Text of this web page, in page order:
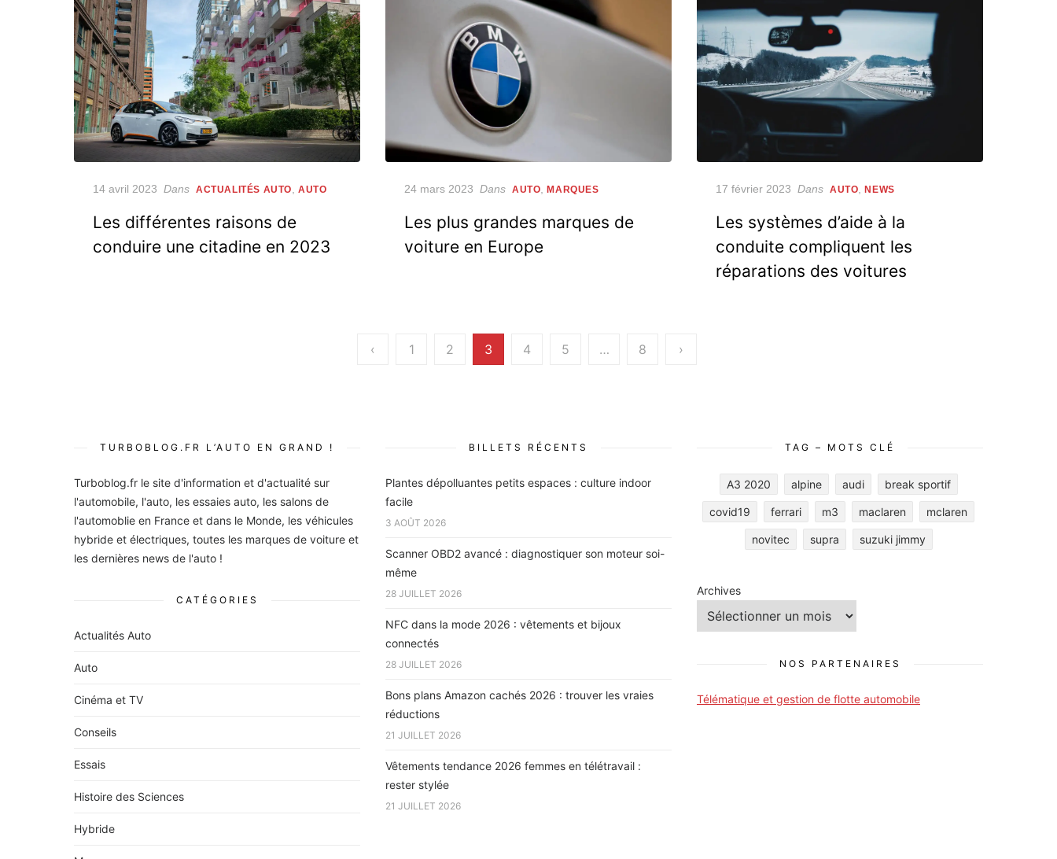
Posted
14 avril 2023 Dans ACTUALITÉS AUTO AUTO
Les différentes raisons de
conduire une citadine en 2023
Posted
24 mars 2023 Dans AUTO ,MARQUES
Les plus grandes marques de
voiture en Europe
Posted
17 février 2023 Dans AUTO ,NEWS
Les systèmes d’aide à la
conduite compliquent les
réparations des voitures
‹ 1 2 3 4 5 … 8 ›
TURBOBLOG.FR L’AUTO EN GRAND !
Turboblog.fr le site d'information et d'actualité sur
l'automobile, l'auto, les essaies auto, les salons de
l'automoblie en France et dans le Monde, les véhicules
hybride et électriques, toutes les marques de voiture et
les dernières news de l'auto !
CATÉGORIES
Actualités Auto
Auto
Cinéma et TV
Conseils
Essais
Histoire des Sciences
Hybride
BILLETS RÉCENTS
Plantes dépolluantes petits espaces : culture indoor
facile
3 AOÛT 2026
Scanner OBD2 avancé : diagnostiquer son moteur soi-
même
28 JUILLET 2026
NFC dans la mode 2026 : vêtements et bijoux
connectés
28 JUILLET 2026
Bons plans Amazon cachés 2026 : trouver les vraies
réductions
21 JUILLET 2026
Vêtements tendance 2026 femmes en télétravail :
rester stylée
21 JUILLET 2026
TAG – MOTS CLÉ
A3 2020 alpine audi break sportif
covid19 ferrari m3 maclaren mclaren
novitec supra suzuki jimmy
Archives
NOS PARTENAIRES
Télématique et gestion de flotte automobile